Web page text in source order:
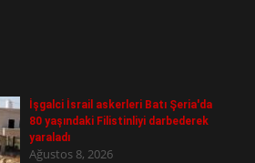
İşgalci İsrail askerleri Batı Şeria'da
80 yaşındaki Filistinliyi darbederek
yaraladı
Ağustos 8, 2026